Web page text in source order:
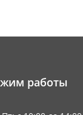
работы